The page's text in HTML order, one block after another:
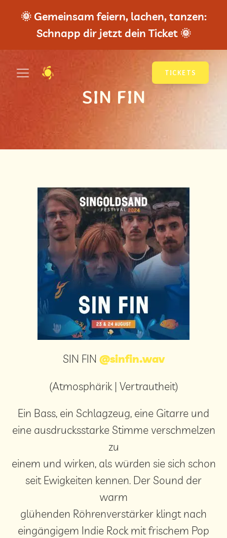
🌞 Gemeinsam feiern, lachen, tanzen:
Schnapp dir jetzt dein Ticket 🌞
TICKETS
SIN FIN
SIN FIN @sinfin.wav
(Atmosphärik | Vertrautheit)
Ein Bass, ein Schlagzeug, eine Gitarre und
eine ausdrucksstarke Stimme verschmelzen
zu
einem und wirken, als würden sie sich schon
seit Ewigkeiten kennen. Der Sound der
warm
glühenden Röhrenverstärker klingt nach
eingängigem Indie Rock mit frischem Pop